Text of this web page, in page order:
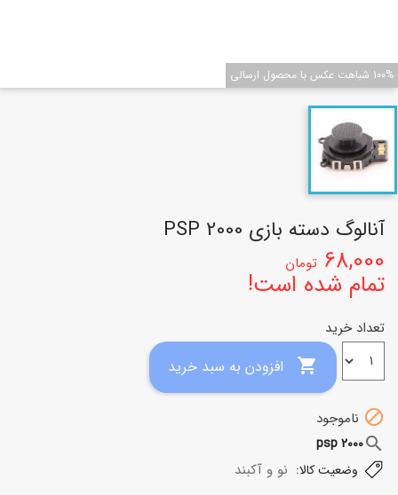
100% شباهت عکس با محصول ارسالی
آنالوگ دسته بازی PSP 2000
68,000 تومان
تمام شده است!
تعداد خرید

 ناموجود
search
psp 2000
وضعیت کالا: نو و آکبند